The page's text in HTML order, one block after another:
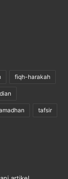
fiqh-harakah
tafsir